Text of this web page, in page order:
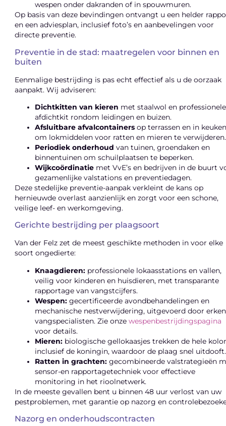
wespen onder dakranden of in spouwmuren.
Op basis van deze bevindingen ontvangt u een helder
en een adviesplan, inclusief foto’s en aanbevelingen voor
directe preventie.
Preventie in de stad: maatregelen voor binnen en
buiten
Eenmalige bestrijding is pas echt effectief als u de oorzaak
aanpakt. Wij adviseren:
Dichtkitten van kieren met staalwol en professionele
afdichtkit rondom leidingen en buizen.
Afsluitbare afvalcontainers op terrassen en in
om lokmiddelen voor ratten en mieren te verwijderen.
Periodiek onderhoud van tuinen, groendaken en
binnentuinen om schuilplaatsen te beperken.
Wijkcoördinatie met VvE’s en bedrijven in de buurt
gezamenlijke valstations en preventiedagen.
Deze stedelijke preventie-aanpak verkleint de kans op
hernieuwde overlast aanzienlijk en zorgt voor een schone,
veilige leef- en werkomgeving.
Gerichte bestrijding per plaagsoort
Van der Felz zet de meest geschikte methoden in voor elke
soort ongedierte:
Knaagdieren: professionele lokaasstations en vallen,
veilig voor kinderen en huisdieren, met transparante
rapportage van vangstcijfers.
Wespen: gecertificeerde avondbehandelingen en
mechanische nestverwijdering, uitgevoerd door
vangspecialisten. Zie onzewespenbestrijdingspagina
voor details.
Mieren: biologische gel­lokaasjes trekken de hele
inclusief de koningin, waardoor de plaag snel uitdooft.
Ratten in grachten: gecombineerde valstrategieën
sensor-en rapportagetechniek voor effectieve
monitoring in het rioolnetwerk.
In de meeste gevallen bent u binnen 48 uur verlost van uw
pestproblemen, met garantie op nazorg en
Nazorg en onderhoudscontracten